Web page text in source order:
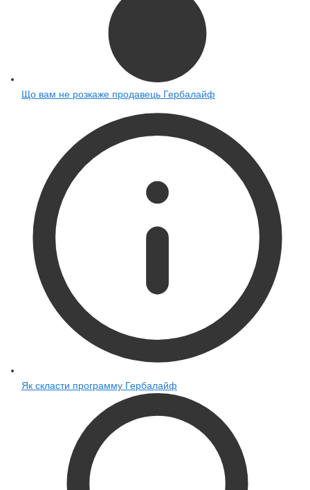
Що вам не розкаже продавець Гербалайф
Як скласти программу Гербалайф